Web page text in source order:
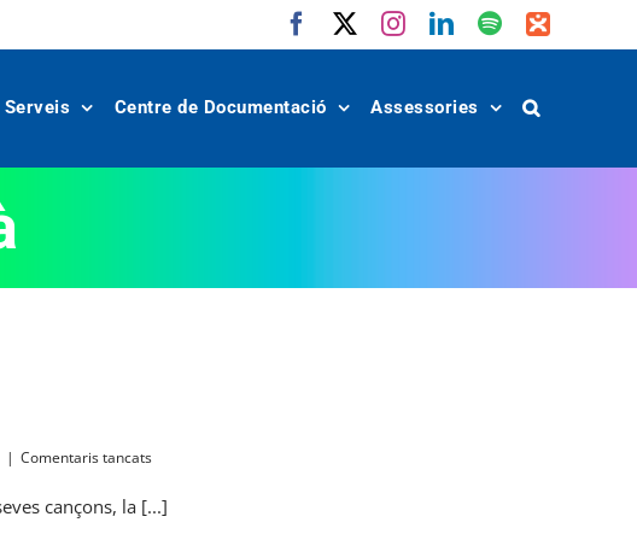
FacebookInstagram
LinkedIn
Spotify
IVoox
Serveis Centre de Documentació Assessories
| Comentaris tancatsa
Núria
cançons, la [...]